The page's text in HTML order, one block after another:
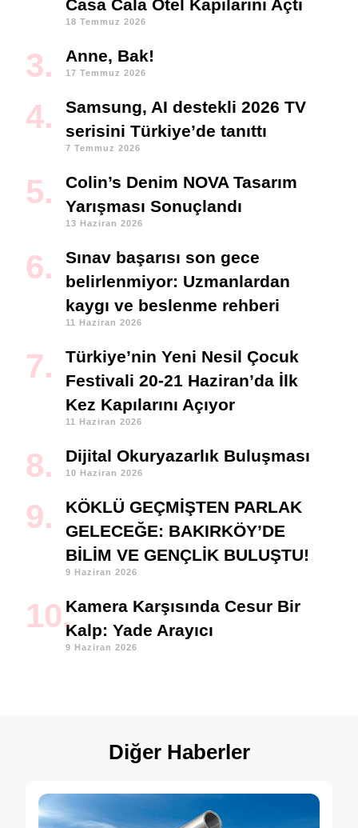
Casa Cala Otel Kapılarını Açtı
18 Temmuz 2026
Anne, Bak!
17 Temmuz 2026
Samsung, AI destekli 2026 TV
serisini Türkiye’de tanıttı
7 Temmuz 2026
Colin’s Denim NOVA Tasarım
Yarışması Sonuçlandı
13 Haziran 2026
Sınav başarısı son gece
belirlenmiyor: Uzmanlardan
kaygı ve beslenme rehberi
11 Haziran 2026
Türkiye’nin Yeni Nesil Çocuk
Festivali 20-21 Haziran’da İlk
Kez Kapılarını Açıyor
11 Haziran 2026
Dijital Okuryazarlık Buluşması
10 Haziran 2026
KÖKLÜ GEÇMİŞTEN PARLAK
GELECEĞE: BAKIRKÖY’DE
BİLİM VE GENÇLİK BULUŞTU!
9 Haziran 2026
Kamera Karşısında Cesur Bir
Kalp: Yade Arayıcı
9 Haziran 2026
Diğer Haberler